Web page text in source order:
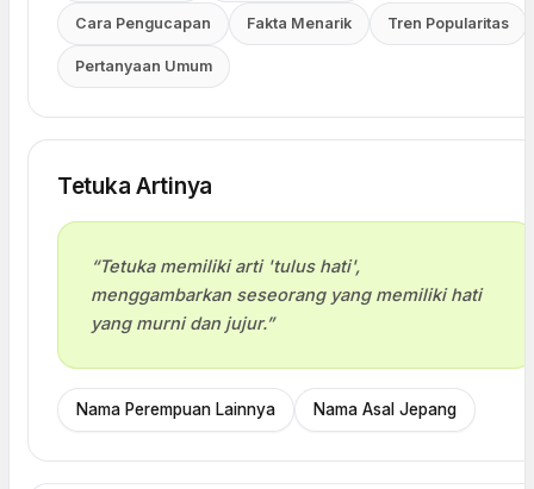
Cara Pengucapan Fakta Menarik Tren Popularitas
Pertanyaan Umum
Tetuka Artinya
“Tetuka memiliki arti 'tulus hati',
menggambarkan seseorang yang memiliki hati
yang murni dan jujur.”
Nama Perempuan Lainnya Nama Asal Jepang